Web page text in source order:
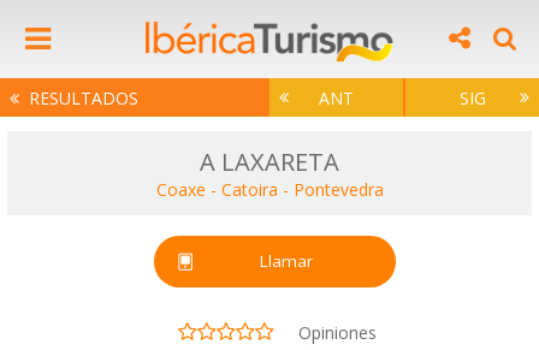
RESULTADOS ANT SIG
A LAXARETA
Coaxe - Catoira - Pontevedra
Llamar
Opiniones